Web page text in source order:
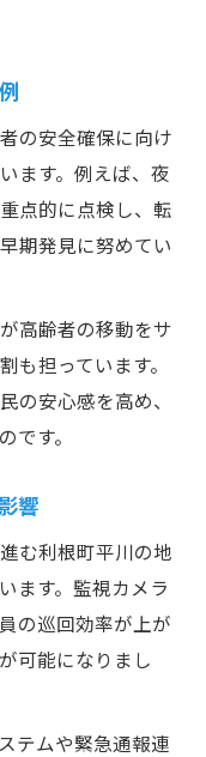
の安全確保に向け
ます。例えば、夜
点的に点検し、転
期発見に努めてい
高齢者の移動をサ
も担っています。
の安心感を高め、
です。
響
む利根町平川の地
ます。監視カメラ
の巡回効率が上が
可能になりまし
テムや緊急通報連